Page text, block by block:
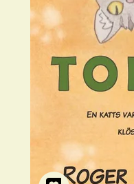
För